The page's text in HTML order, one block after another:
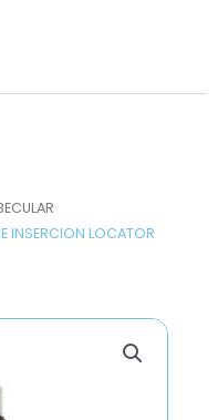
INSERCION LOCATOR